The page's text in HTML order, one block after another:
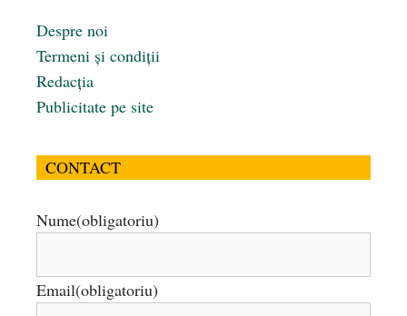
Despre noi
Termeni și condiții
Redacția
Publicitate pe site
CONTACT
Nume(obligatoriu)
Email(obligatoriu)